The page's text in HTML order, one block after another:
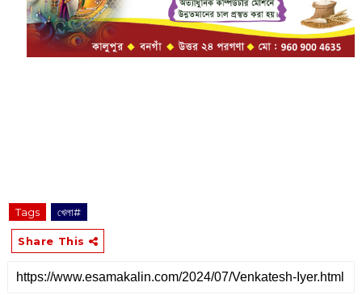
Tags খেলা#
Share This